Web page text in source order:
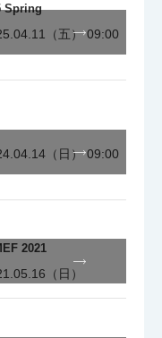
1,
1,
2011
Spring
（五） 09:00
（日） 09:00
2021
（日）